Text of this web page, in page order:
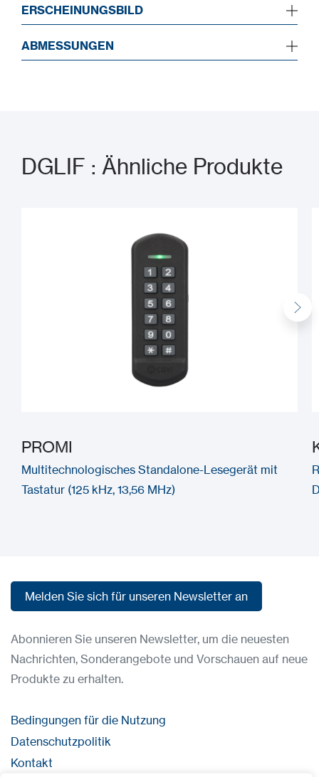
ERSCHEINUNGSBILD
ABMESSUNGEN
DGLIF : Ähnliche Produkte
PROMI
Multitechnologisches Standalone-Lesegerät mit
Tastatur (125 kHz, 13,56 MHz)
Melden Sie sich für unseren Newsletter an
Abonnieren Sie unseren Newsletter, um die neuesten
Nachrichten, Sonderangebote und Vorschauen auf neue
Produkte zu erhalten.
Bedingungen für die Nutzung
Datenschutzpolitik
Kontakt